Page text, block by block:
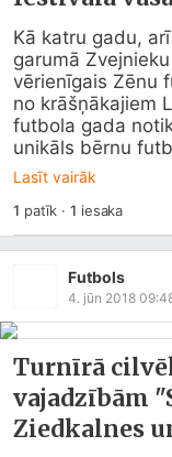
Kā katru gadu,
garumā
vērienīgais Zēnu
no krāšņākajiem
futbola gada
unikāls bērnu
Lasīt vairāk
1 patīk ·1 iesaka
Futbols
4. jūn 2018
Turnīrā
vajadzībām
Ziedkalnes